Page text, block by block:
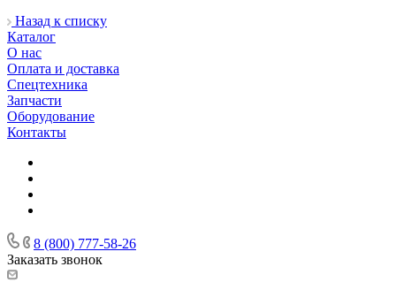
Назад к списку
Каталог
О нас
Оплата и доставка
Спецтехника
Запчасти
Оборудование
Контакты
8 (800) 777-58-26
Заказать звонок